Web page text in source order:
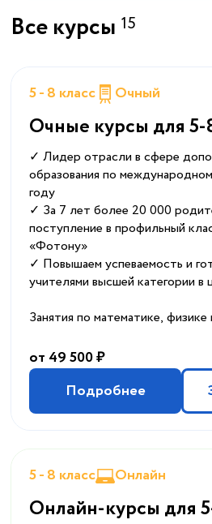
Все курсы 15
5 - 8 класс Очный
Очные курсы для 5-
✓ Лидер отрасли в сфере
образования по
году
✓ За 7 лет более 20 000
поступление в профильный
«Фотону»
✓ Повышаем успеваемость и
учителями высшей категории
Занятия по математике,
от 49 500 ₽
Подробнее
5 - 8 класс Онлайн
Онлайн-курсы для